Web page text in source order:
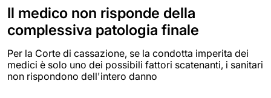
Il medico non risponde della
complessiva patologia finale
Per la Corte di cassazione, se la condotta imperita dei
medici è solo uno dei possibili fattori scatenanti, i sanitari
non rispondono dell'intero danno